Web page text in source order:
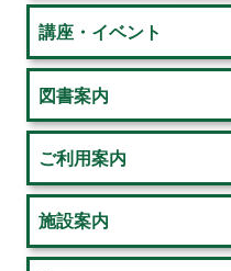
ョ
ン
サ
イ
ド
バ
ー
講座・イベント
図書案内
ご利用案内
施設案内